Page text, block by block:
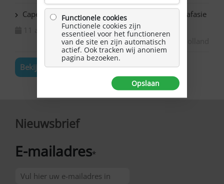
Capelle ad IJssel Bazuin – Schilderen met NAH / afasie
11 augustus 2026
Zuid-Holland
Bekijk de volledige agenda
Nieuwsbrief
E-mailadres*
Functionele cookies
Functionele cookies zijn
essentieel voor het functioneren
van de site en zijn automatisch
actief. Ook tracken wij anoniem
pagina bezoeken.
Opslaan